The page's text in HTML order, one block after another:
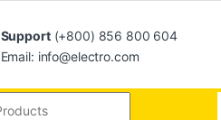
Support(+800) 856 800 604
Email: info@electro.com